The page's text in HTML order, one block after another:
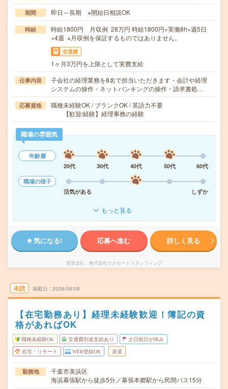
期間 即日～長期 ※開始日相談OK
時給
時給1800円 月収例 28万円 時給1800円×実働8h×週5日
×4週 ※月収例を保証するものではありません。
交通費
1ヶ月3万円を上限として実費支給
仕事内容
子会社の経理業務を8名で担当いただきます・会計や経理
システムの操作・ネットバンキングの操作・請求書処…
応募資格
職種未経験OK / ブランクOK / 英語力不要
【歓迎/経験】経理事務の経験
職場の雰囲気
年齢層
20代
30代 40代 50代
60代
職場の様子
活気がある
しずか
もっと見る
気になる! 応募へ進む 詳しく見る
派遣会社 株式会社リクルートスタッフィング
未読 掲載日 2026/08/08
【在宅勤務あり】経理未経験歓迎！簿記の資
格があればOK
職種未経験OK 交通費別途支給あり 土日祝日が休み
在宅・リモート WEB登録OK 派遣
勤務地
千葉市美浜区
海浜幕張駅から徒歩5分／幕張本郷駅から民間バス15分